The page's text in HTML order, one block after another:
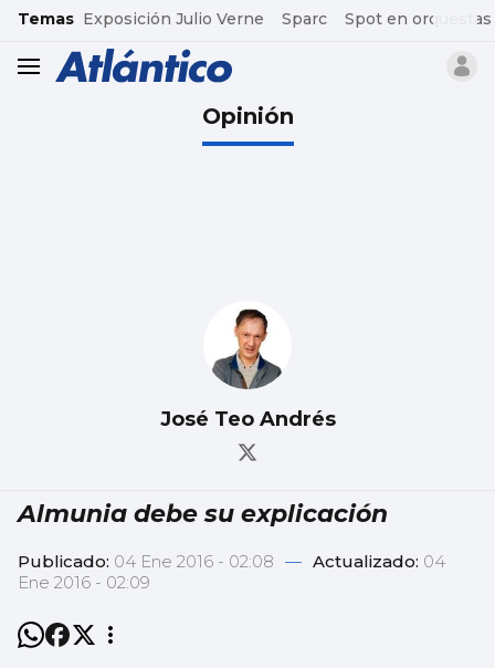
common.go-to-content
Temas Exposición Julio Verne Sparc Spot en orquestas
header.menu.open
Opinión
José Teo Andrés
Almunia debe su explicación
Publicado: 04 Ene 2016 - 02:08 — Actualizado: 04
Ene 2016 - 02:09